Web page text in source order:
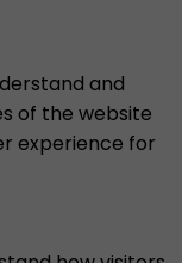
and
of the website
experience for